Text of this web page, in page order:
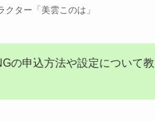
ター「美雲このは」
の申込方法や設定について教